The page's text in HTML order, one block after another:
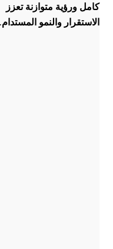
كامل ورؤية متوازنة تعزز
الاستقرار والنمو المستدام.